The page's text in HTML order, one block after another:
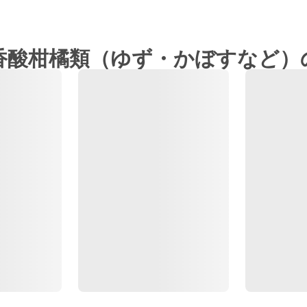
酸柑橘類（ゆず・かぼすなど）